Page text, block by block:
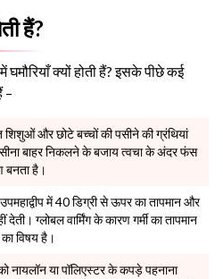
हैं?
घमौरियाँ क्यों होती हैं? इसके पीछे कई
–
शिशुओं और छोटे बच्चों की पसीने की ग्रंथियां
बाहर निकलने के बजाय त्वचा के अंदर फंस
बनता है।
में 40 डिग्री से ऊपर का तापमान और
ग्लोबल वार्मिंग के कारण गर्मी का तापमान
का विषय है।
नायलॉन या पॉलिएस्टर के कपड़े पहनाना